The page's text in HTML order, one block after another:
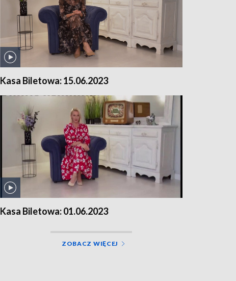
Kasa Biletowa: 15.06.2023
Kasa Biletowa: 01.06.2023
ZOBACZ WIĘCEJ